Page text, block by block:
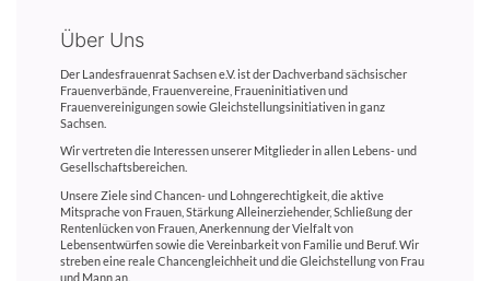
Über Uns
Der Landesfrauenrat Sachsen e.V. ist der Dachverband sächsischer
Frauenverbände, Frauenvereine, Fraueninitiativen und
Frauenvereinigungen sowie Gleichstellungsinitiativen in ganz
Sachsen.
Wir vertreten die Interessen unserer Mitglieder in allen Lebens- und
Gesellschaftsbereichen.
Unsere Ziele sind Chancen- und Lohngerechtigkeit, die aktive
Mitsprache von Frauen, Stärkung Alleinerziehender, Schließung der
Rentenlücken von Frauen, Anerkennung der Vielfalt von
Lebensentwürfen sowie die Vereinbarkeit von Familie und Beruf. Wir
streben eine reale Chancengleichheit und die Gleichstellung von Frau
und Mann an.